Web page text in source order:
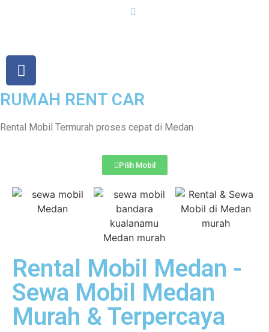
RUMAH RENT CAR
Rental Mobil Termurah proses cepat di Medan
Pilih Mobil
Rental Mobil Medan -
Sewa Mobil Medan
Murah & Terpercaya